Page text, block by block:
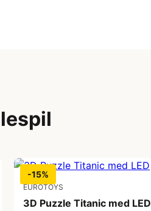
-15%
EUROTOYS
3D Puzzle Titanic med LED